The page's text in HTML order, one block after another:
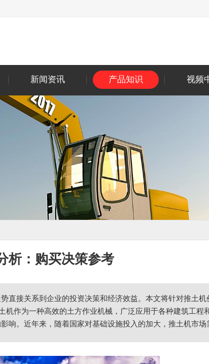
新闻资讯 产品知识 视频
析：购买决策参考
直接关系到企业的投资决策和经济效益。本文将针对推土机
作为一种高效的土方作业机械，广泛应用于各种建筑工程
响。近年来，随着国家对基础设施投入的加大，推土机市